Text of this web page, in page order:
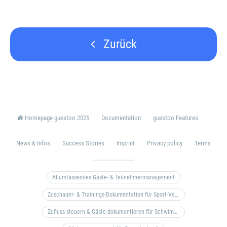
Zurück
Homepage guestoo 2025 Documentation guestoo Features
News & Infos Success Stories Imprint Privacy policy Terms
Allumfassendes Gäste- & Teilnehmermanagement
Zuschauer- & Trainings-Dokumentation für Sport-Vereine
Zufluss steuern & Gäste dokumentieren für Schwimm- & Freibäder